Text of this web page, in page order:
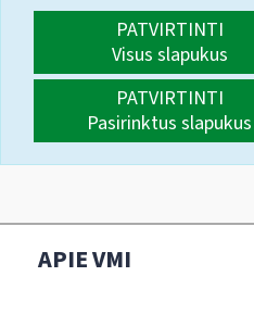
PATVIRTINTI
Visus slapukus
PATVIRTINTI
Pasirinktus slapukus
APIE VMI